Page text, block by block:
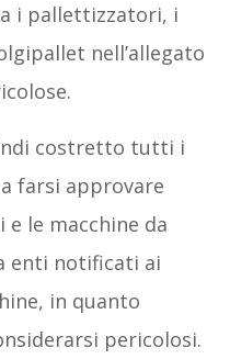
i pallettizzatori, i
nell’allegato
costretto tutti i
farsi approvare
le macchine da
enti notificati ai
in quanto
pericolosi.